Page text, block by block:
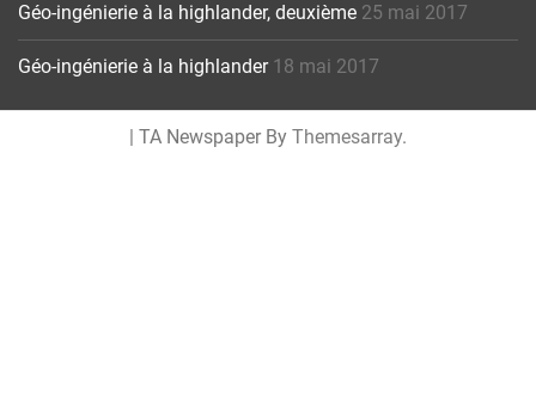
Géo-ingénierie à la highlander, deuxième 25 mai 2017
Géo-ingénierie à la highlander 18 mai 2017
| TA Newspaper By Themesarray.